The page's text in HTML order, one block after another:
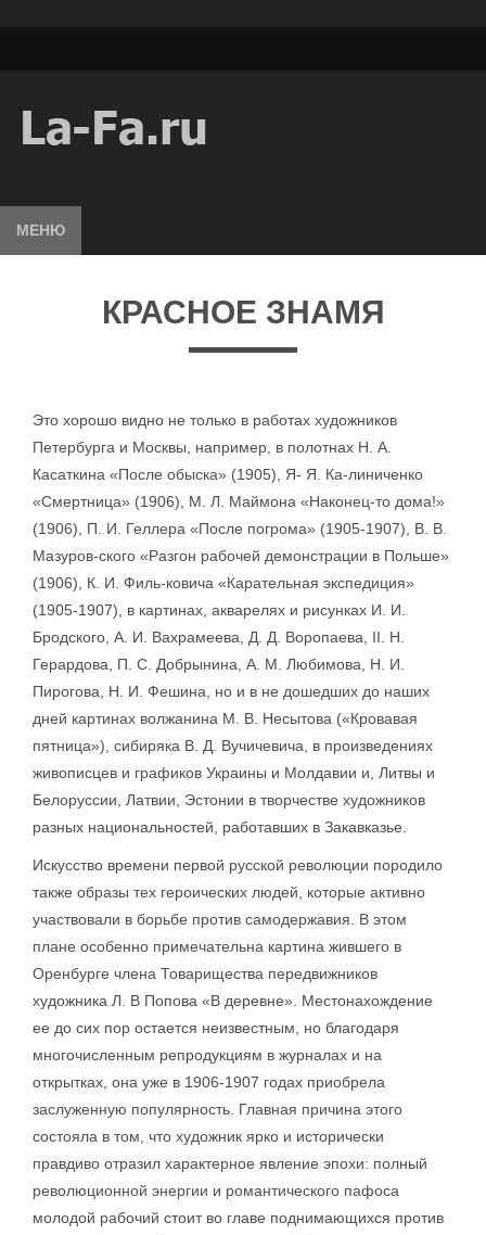
МЕНЮ
КРАСНОЕ ЗНАМЯ
Это хорошо видно не только в работах художников
Петербурга и Москвы, например, в полотнах Н. А.
Касаткина «После обыска» (1905), Я- Я. Ка-линиченко
«Смертница» (1906), М. Л. Маймона «Наконец-то дома!»
(1906), П. И. Геллера «После погрома» (1905-1907), В. В.
Мазуров-ского «Разгон рабочей демонстрации в Польше»
(1906), К. И. Филь-ковича «Карательная экспедиция»
(1905-1907), в картинах, акварелях и рисунках И. И.
Бродского, А. И. Вахрамеева, Д. Д. Воропаева, II. Н.
Герардова, П. С. Добрынина, А. М. Любимова, Н. И.
Пирогова, Н. И. Фешина, но и в не дошедших до наших
дней картинах волжанина М. В. Несытова («Кровавая
пятница»), сибиряка В. Д. Вучичевича, в произведениях
живописцев и графиков Украины и Молдавии и, Литвы и
Белоруссии, Латвии, Эстонии в творчестве художников
разных национальностей, работавших в Закавказье.
Искусство времени первой русской революции породило
также образы тех героических людей, которые активно
участвовали в борьбе против самодержавия. В этом
плане особенно примечательна картина жившего в
Оренбурге члена Товарищества передвижников
художника Л. В Попова «В деревне». Местонахождение
ее до сих пор остается неизвестным, но благодаря
многочисленным репродукциям в журналах и на
открытках, она уже в 1906-1907 годах приобрела
заслуженную популярность. Главная причина этого
состояла в том, что художник ярко и исторически
правдиво отразил характерное явление эпохи: полный
революционной энергии и романтического пафоса
молодой рабочий стоит во главе поднимающихся против